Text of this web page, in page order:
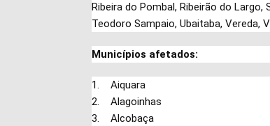
Ribeira do Pombal, Ribeirão do Largo,
Teodoro Sampaio, Ubaitaba, Vereda,
Municípios afetados:
1. Aiquara
2. Alagoinhas
3. Alcobaça